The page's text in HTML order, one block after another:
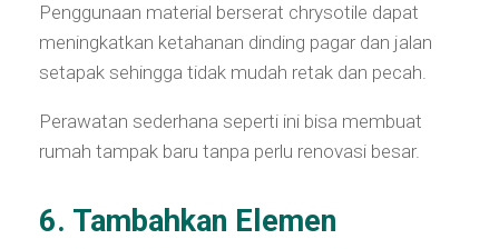
Penggunaan material berserat chrysotile dapat
meningkatkan ketahanan dinding pagar dan jalan
setapak sehingga tidak mudah retak dan pecah.
Perawatan sederhana seperti ini bisa membuat
rumah tampak baru tanpa perlu renovasi besar.
6. Tambahkan Elemen